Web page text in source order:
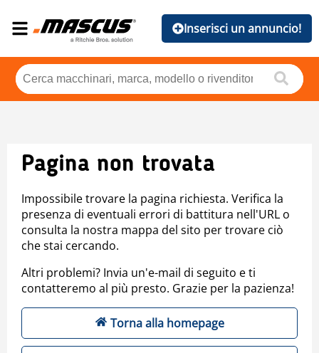
Inserisci un annuncio!
Pagina non trovata
Impossibile trovare la pagina richiesta. Verifica la
presenza di eventuali errori di battitura nell'URL o
consulta la nostra mappa del sito per trovare ciò
che stai cercando.
Altri problemi? Invia un'e-mail di seguito e ti
contatteremo al più presto. Grazie per la pazienza!
Torna alla homepage